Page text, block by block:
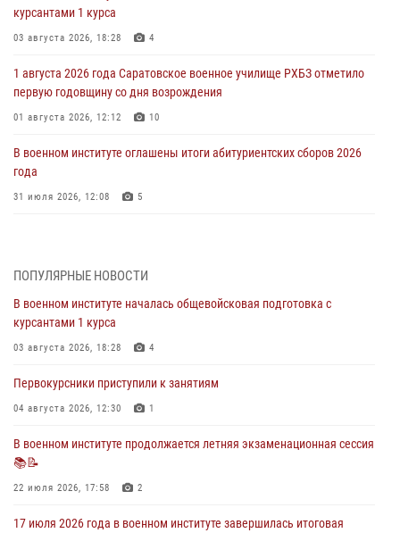
курсантами 1 курса
03 августа 2026, 18:28 4
1 августа 2026 года Саратовское военное училище РХБЗ отметило
первую годовщину со дня возрождения
01 августа 2026, 12:12 10
В военном институте оглашены итоги абитуриентских сборов 2026
года
31 июля 2026, 12:08 5
29 июля 2026, 06:45 2
29 июля 2026 года курсанты военного института успешно сдали
экзамен по вождению
29 июля 2026, 06:41 6
28 июля 2026 года в военном институте организована беседа и
праздничный молебен
В военном институте завершается летняя экзаменационная сессия
28 июля 2026, 10:41
ПОПУЛЯРНЫЕ НОВОСТИ
В военном институте началась общевойсковая подготовка с
курсантами 1 курса
03 августа 2026, 18:28 4
Первокурсники приступили к занятиям
04 августа 2026, 12:30 1
В военном институте продолжается летняя экзаменационная сессия
📚📝
22 июля 2026, 17:58 2
17 июля 2026 года в военном институте завершилась итоговая